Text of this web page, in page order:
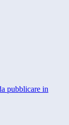
pubblicare in